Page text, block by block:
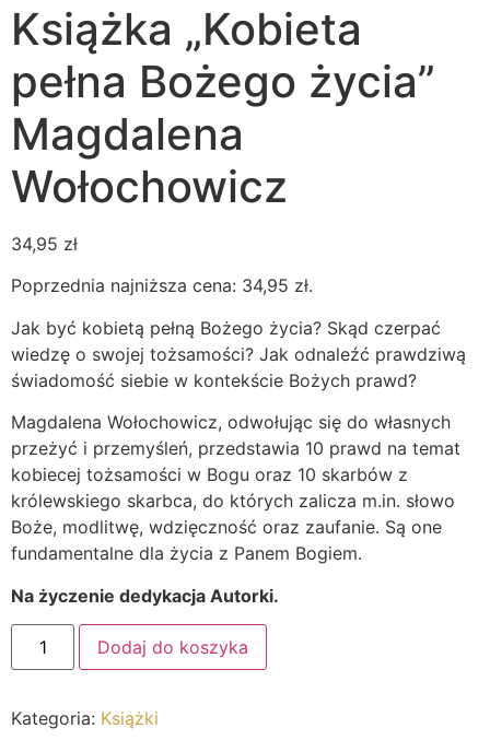
Książka „Kobieta
pełna Bożego życia”
Magdalena
Wołochowicz
34,95 zł
Poprzednia najniższa cena: 34,95 zł.
Jak być kobietą pełną Bożego życia? Skąd czerpać
wiedzę o swojej tożsamości? Jak odnaleźć prawdziwą
świadomość siebie w kontekście Bożych prawd?
Magdalena Wołochowicz, odwołując się do własnych
przeżyć i przemyśleń, przedstawia 10 prawd na temat
kobiecej tożsamości w Bogu oraz 10 skarbów z
królewskiego skarbca, do których zalicza m.in. słowo
Boże, modlitwę, wdzięczność oraz zaufanie. Są one
fundamentalne dla życia z Panem Bogiem.
Na życzenie dedykacja Autorki.
Dodaj do koszyka
Kategoria: Książki